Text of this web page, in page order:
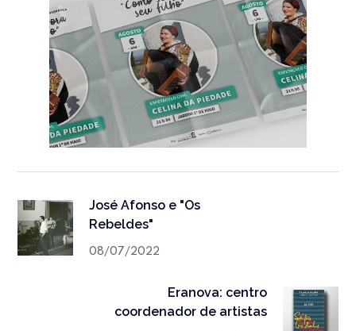
José Afonso e "Os
Rebeldes"
08/07/2022
Eranova: centro
coordenador de artistas